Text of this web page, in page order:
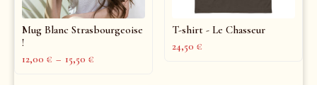
Mug Blanc Strasbourgeoise
!
12,00 € – 15,50 €
T-shirt - Le Chasseur
24,50 €